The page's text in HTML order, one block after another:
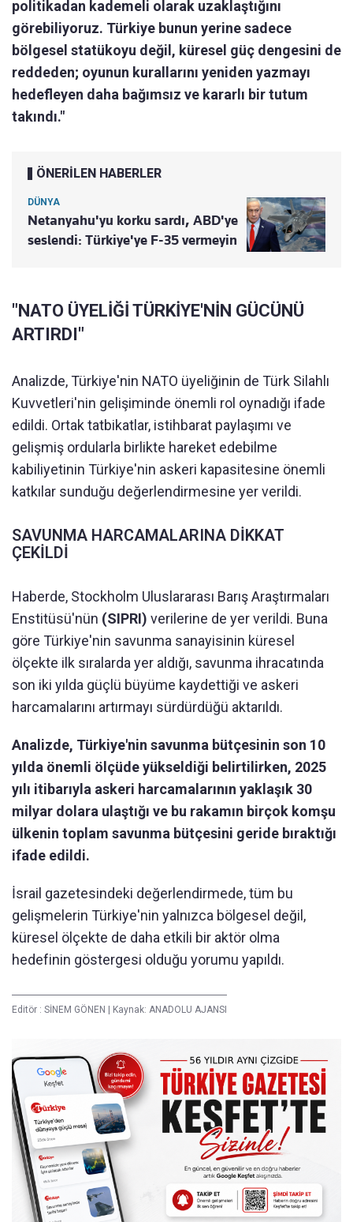
politikadan kademeli olarak uzaklaştığını
görebiliyoruz. Türkiye bunun yerine sadece
bölgesel statükoyu değil, küresel güç dengesini de
reddeden; oyunun kurallarını yeniden yazmayı
hedefleyen daha bağımsız ve kararlı bir tutum
takındı."
ÖNERİLEN HABERLER
DÜNYA
Netanyahu'yu korku sardı, ABD'ye
seslendi: Türkiye'ye F-35 vermeyin
"NATO ÜYELİĞİ TÜRKİYE'NİN GÜCÜNÜ
ARTIRDI"
Analizde, Türkiye'nin NATO üyeliğinin de Türk Silahlı
Kuvvetleri'nin gelişiminde önemli rol oynadığı ifade
edildi. Ortak tatbikatlar, istihbarat paylaşımı ve
gelişmiş ordularla birlikte hareket edebilme
kabiliyetinin Türkiye'nin askeri kapasitesine önemli
katkılar sunduğu değerlendirmesine yer verildi.
SAVUNMA HARCAMALARINA DİKKAT
ÇEKİLDİ
Haberde, Stockholm Uluslararası Barış Araştırmaları
Enstitüsü'nün (SIPRI) verilerine de yer verildi. Buna
göre Türkiye'nin savunma sanayisinin küresel
ölçekte ilk sıralarda yer aldığı, savunma ihracatında
son iki yılda güçlü büyüme kaydettiği ve askeri
harcamalarını artırmayı sürdürdüğü aktarıldı.
Analizde, Türkiye'nin savunma bütçesinin son 10
yılda önemli ölçüde yükseldiği belirtilirken, 2025
yılı itibarıyla askeri harcamalarının yaklaşık 30
milyar dolara ulaştığı ve bu rakamın birçok komşu
ülkenin toplam savunma bütçesini geride bıraktığı
ifade edildi.
İsrail gazetesindeki değerlendirmede, tüm bu
gelişmelerin Türkiye'nin yalnızca bölgesel değil,
küresel ölçekte de daha etkili bir aktör olma
hedefinin göstergesi olduğu yorumu yapıldı.
Editör : SİNEM GÖNEN | Kaynak: ANADOLU AJANSI